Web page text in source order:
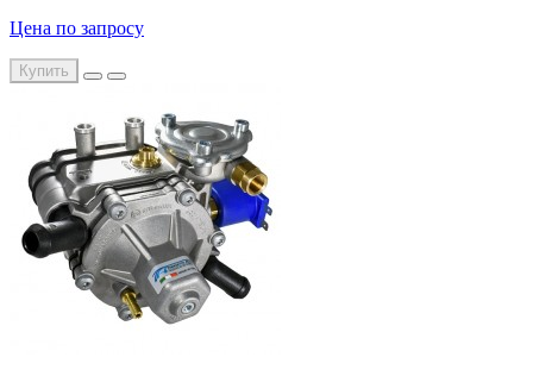
Цена по запросу
Купить